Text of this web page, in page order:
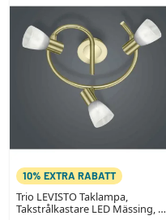
10% EXTRA RABATT
Trio LEVISTO Taklampa,
Takstrålkastare LED Mässing, 3-